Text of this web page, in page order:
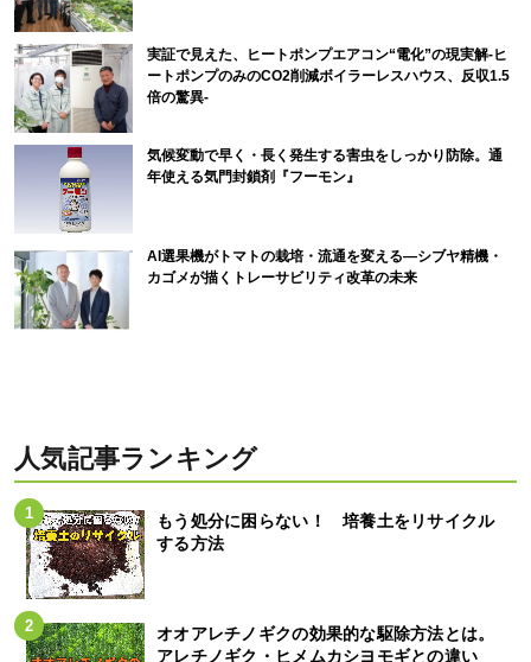
実証で見えた、ヒートポンプエアコン“電化”の現実解-ヒ
ートポンプのみのCO2削減ボイラーレスハウス、反収1.5
倍の驚異-
気候変動で早く・長く発生する害虫をしっかり防除。通
年使える気門封鎖剤『フーモン』
AI選果機がトマトの栽培・流通を変える―シブヤ精機・
カゴメが描くトレーサビリティ改革の未来
人気記事ランキング
もう処分に困らない！ 培養土をリサイクル
する方法
オオアレチノギクの効果的な駆除方法とは。
アレチノギク・ヒメムカシヨモギとの違い